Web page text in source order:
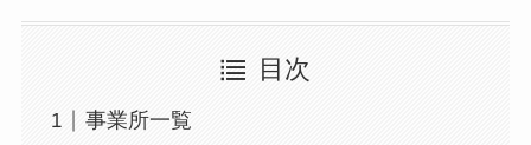
目次
事業所一覧